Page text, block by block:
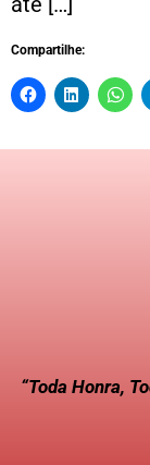
Compartilhe:
“Toda Honra,